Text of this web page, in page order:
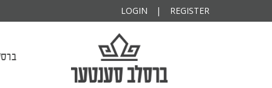
LOGIN | REGISTER